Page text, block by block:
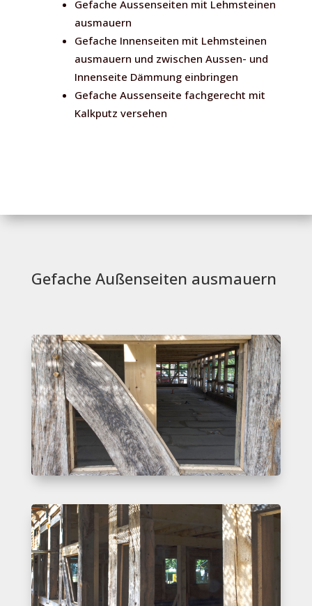
Gefache Aussenseiten mit Lehmsteinen
ausmauern
Gefache Innenseiten mit Lehmsteinen
ausmauern und zwischen Aussen- und
Innenseite Dämmung einbringen
Gefache Aussenseite fachgerecht mit
Kalkputz versehen
Gefache Außenseiten ausmauern